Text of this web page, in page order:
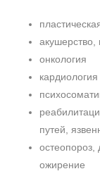
акушерство,
онкология
кардиология
путей,
остеопороз,
ожирение